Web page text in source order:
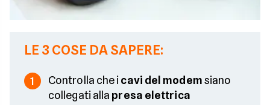
LE 3 COSE DA SAPERE:
1 Controlla che i cavi del modemsiano
collegati alla presa elettrica